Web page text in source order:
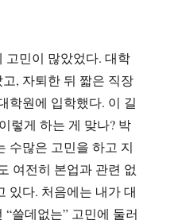
고민이 많았었다. 대학
, 자퇴한 뒤 짧은 직장
학원에 입학했다. 이 길
렇게 하는 게 맞나? 박
수많은 고민을 하고 지
여전히 본업과 관련 없
있다. 처음에는 내가 대
쓸데없는” 고민에 둘러